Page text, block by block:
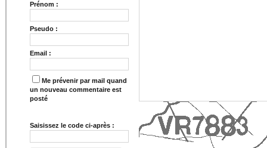
Prénom :
Pseudo :
Email :
Me prévenir par mail quand
un nouveau commentaire est
posté
Saisissez le code ci-après :